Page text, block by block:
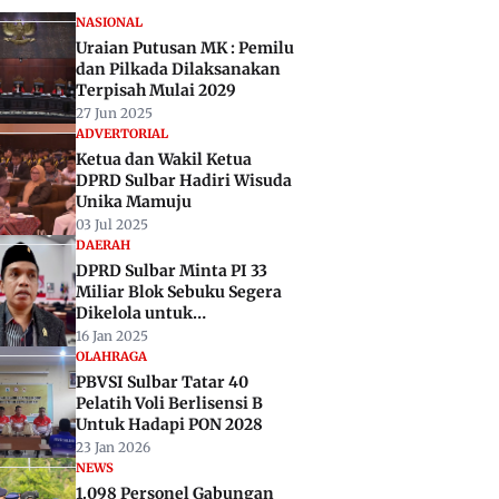
NASIONAL
Uraian Putusan MK : Pemilu
dan Pilkada Dilaksanakan
Terpisah Mulai 2029
27 Jun 2025
ADVERTORIAL
Ketua dan Wakil Ketua
DPRD Sulbar Hadiri Wisuda
Unika Mamuju
03 Jul 2025
DAERAH
DPRD Sulbar Minta PI 33
Miliar Blok Sebuku Segera
Dikelola untuk
Perekonomian Daerah
16 Jan 2025
OLAHRAGA
PBVSI Sulbar Tatar 40
Pelatih Voli Berlisensi B
Untuk Hadapi PON 2028
23 Jan 2026
NEWS
1.098 Personel Gabungan